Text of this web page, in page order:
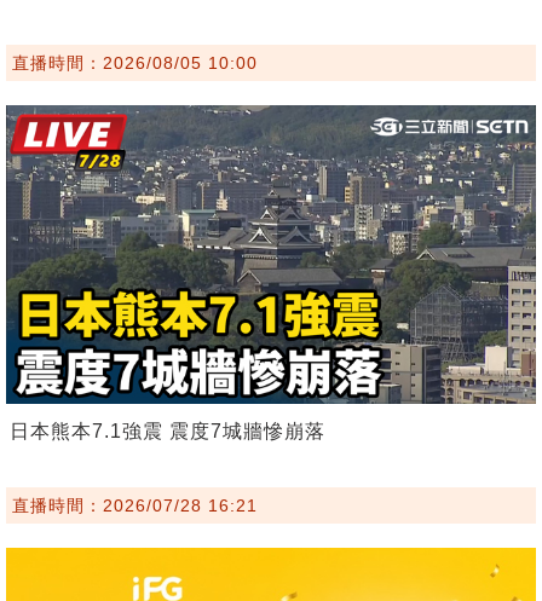
直播時間：2026/08/05 10:00
日本熊本7.1強震 震度7城牆慘崩落
直播時間：2026/07/28 16:21